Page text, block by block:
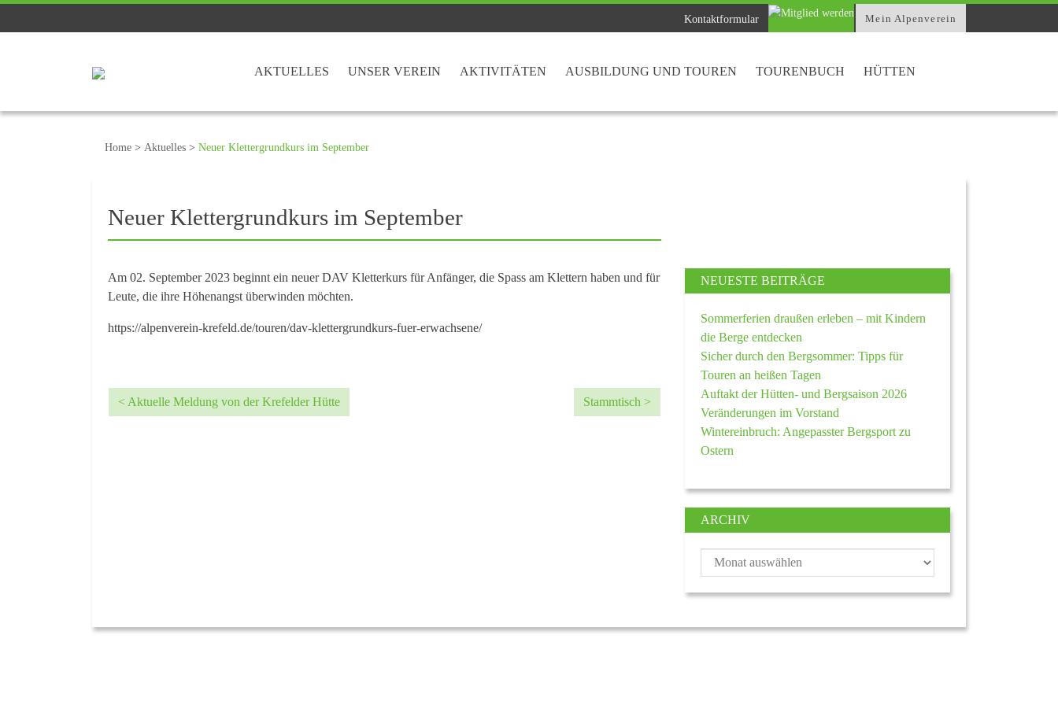
Kontaktformular Mein Alpenverein
AKTUELLES UNSER VEREIN AKTIVITÄTEN AUSBILDUNG UND TOUREN TOURENBUCH HÜTTEN
Home > Aktuelles > Neuer Klettergrundkurs im September
Neuer Klettergrundkurs im September
Am 02. September 2023 beginnt ein neuer DAV Kletterkurs für Anfänger, die Spass am Klettern haben und für
Leute, die ihre Höhenangst überwinden möchten.
https://alpenverein-krefeld.de/touren/dav-klettergrundkurs-fuer-erwachsene/
< Aktuelle Meldung von der Krefelder Hütte Stammtisch >
NEUESTE BEITRÄGE
Sommerferien draußen erleben – mit Kindern
die Berge entdecken
Sicher durch den Bergsommer: Tipps für
Touren an heißen Tagen
Auftakt der Hütten- und Bergsaison 2026
Veränderungen im Vorstand
Wintereinbruch: Angepasster Bergsport zu
Ostern
ARCHIV